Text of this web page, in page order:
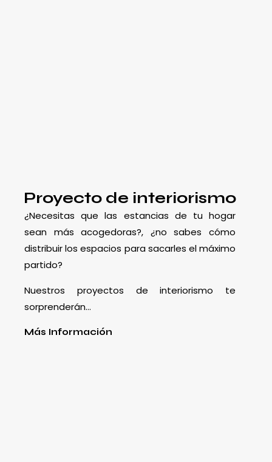
Proyecto de interiorismo
¿Necesitas que las estancias de tu hogar
sean más acogedoras?, ¿no sabes cómo
distribuir los espacios para sacarles el máximo
partido?
Nuestros proyectos de interiorismo te
sorprenderán…
Más Información